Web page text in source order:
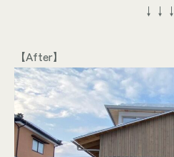
↓↓↓
【After】